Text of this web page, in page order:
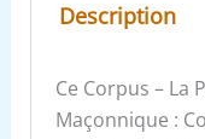
Description
Ce Corpus – La
Maçonnique :